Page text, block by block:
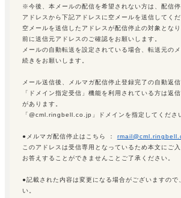
※今後、本メールの配信を希望されない方は、配信
アドレスから下記アドレスに空メールを送信してくだ
空メールを送信したアドレスが配信停止の対象とな
前に送信元アドレスのご確認をお願いします。
メールの自動転送を設定されている場合、転送元の
続きをお願いします。
メール送信後、メルマガ配信停止登録完了の自動返信
「ドメイン指定受信」機能を利用されている方は返
があります。
「@cml.ringbell.co.jp」ドメインを指定してくださ
●メルマガ配信停止はこちら ：
このアドレスは受信専用となっているため本文にご
お答えすることができませんことご了承ください。
●記載された内容は変更になる場合がございますので
い。